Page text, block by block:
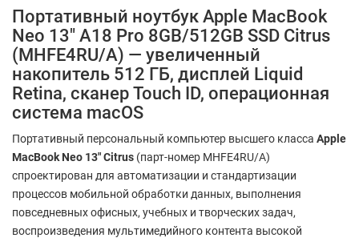
Портативный ноутбук Apple MacBook
Neo 13" A18 Pro 8GB/512GB SSD Citrus
(MHFE4RU/A) — увеличенный
накопитель 512 ГБ, дисплей Liquid
Retina, сканер Touch ID, операционная
система macOS
Портативный персональный компьютер высшего класса Apple
MacBook Neo 13" Citrus (парт-номер MHFE4RU/A)
спроектирован для автоматизации и стандартизации
процессов мобильной обработки данных, выполнения
повседневных офисных, учебных и творческих задач,
воспроизведения мультимедийного контента высокой